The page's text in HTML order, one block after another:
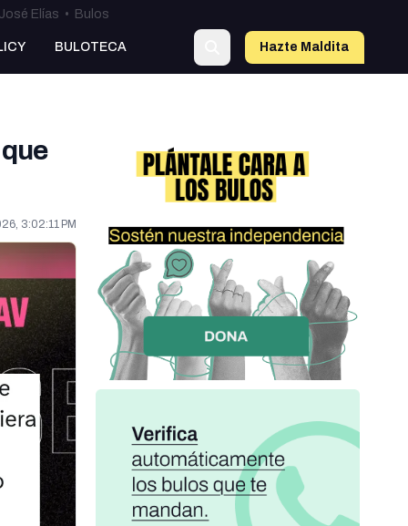
Elías • Bulos
BULOTECA Hazte Maldita
3:02:11 PM